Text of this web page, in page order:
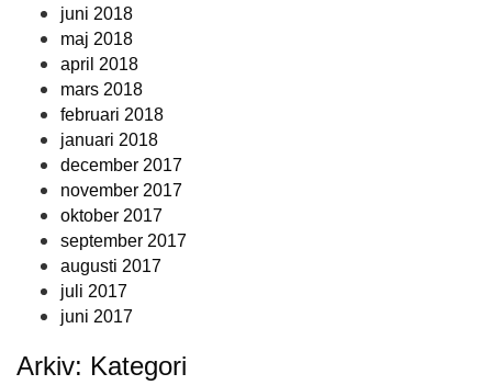
juni 2018
maj 2018
april 2018
mars 2018
februari 2018
januari 2018
december 2017
november 2017
oktober 2017
september 2017
augusti 2017
juli 2017
juni 2017
Arkiv: Kategori